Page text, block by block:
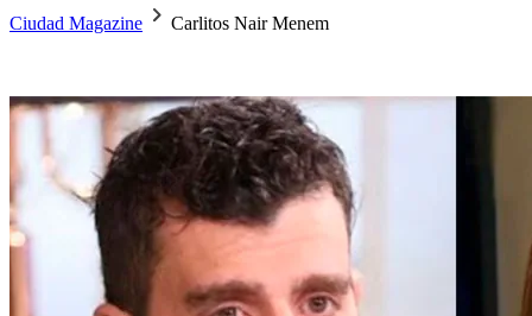
Ciudad Magazine Carlitos Nair Menem